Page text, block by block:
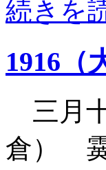
続きを
1916（
三月
倉）